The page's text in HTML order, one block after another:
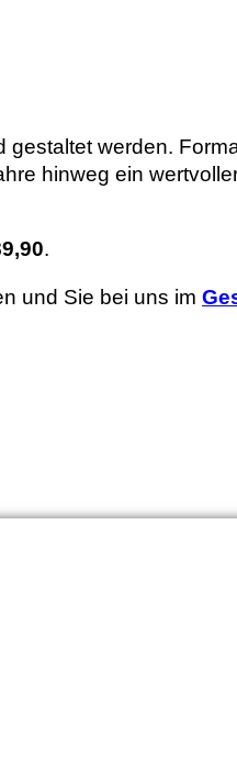
gestaltet werden.
hinweg ein
.
und Sie bei uns im